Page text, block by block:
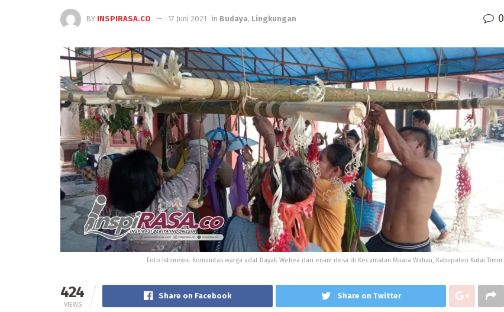
BY INSPIRASA.CO 17 Juni 2021 in Budaya, Lingkungan 0
Foto Istimewa. Komunitas warga adat Dayak Wehea dari enam desa di Kecamatan Muara Wahau, Kabupaten Kutai Timur.
424
VIEWS
Share on Facebook Share on Twitter